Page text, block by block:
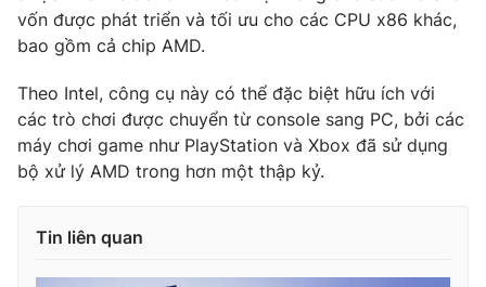
Ðiện thoại Thời báo VTV:
024.66 897 897
Email:toasoan@vtv.vn
vốn được phát triển và tối ưu cho các CPU x86 khác,
bao gồm cả chip AMD.
Theo Intel, công cụ này có thể đặc biệt hữu ích với
các trò chơi được chuyển từ console sang PC, bởi các
máy chơi game như PlayStation và Xbox đã sử dụng
bộ xử lý AMD trong hơn một thập kỷ.
Tin liên quan